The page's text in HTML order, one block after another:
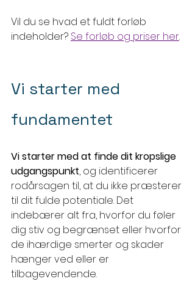
Vil du se hvad et fuldt forløb
indeholder? Se forløb og priser her.
Vi starter med
fundamentet
Vi starter med at finde dit kropslige
udgangspunkt, og identificerer
rodårsagen til, at du ikke præsterer
til dit fulde potentiale. Det
indebærer alt fra, hvorfor du føler
dig stiv og begrænset eller hvorfor
de ihærdige smerter og skader
hænger ved eller er
tilbagevendende.